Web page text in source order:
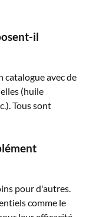
il
catalogue avec de
(huile
Tous sont
pour d'autres.
comme le